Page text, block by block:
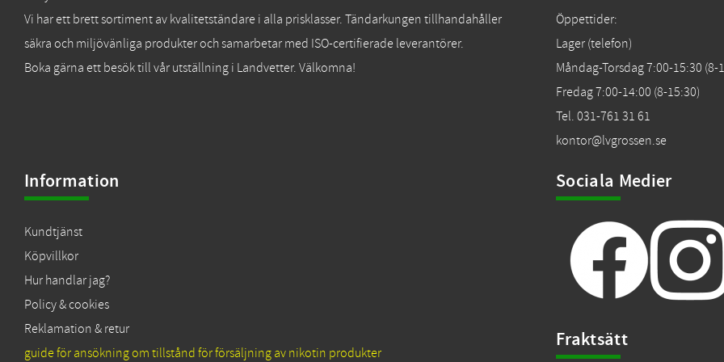
Vi har ett brett sortiment av kvalitetständare i alla prisklasser. Tändarkungen tillhandahåller
säkra och miljövänliga produkter och samarbetar med ISO-certifierade leverantörer.
Boka gärna ett besök till vår utställning i Landvetter. Välkomna!
Öppettider:
Lager (telefon)
Måndag-Torsdag 7:00-15:30 (8-
Fredag 7:00-14:00 (8-15:30)
Tel. 031-761 31 61
kontor@lvgrossen.se
Information
Kundtjänst
Köpvillkor
Hur handlar jag?
Policy & cookies
Reklamation & retur
guide för ansökning om tillstånd för försäljning av nikotin produkter
Sociala Medier
Fraktsätt